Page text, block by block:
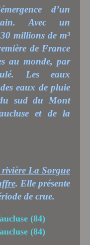
d’un
Avec un
millions de m³
de France
au monde, par
Les eaux
eaux de pluie
sud du Mont
et de la
La Sorgue
. Elle présente
de crue.